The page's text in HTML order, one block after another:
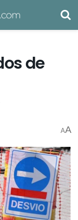
de
AA